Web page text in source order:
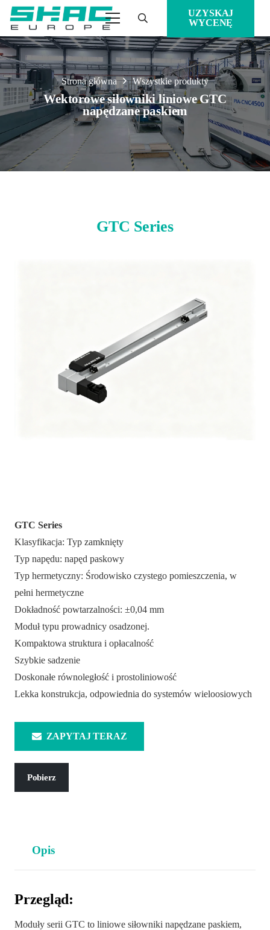
UZYSKAJ
WYCENĘ
Strona główna Wszystkie produkty
Wektorowe siłowniki liniowe GTC
napędzane paskiem
GTC Series
GTC Series
Klasyfikacja: Typ zamknięty
Typ napędu: napęd paskowy
Typ hermetyczny: Środowisko czystego pomieszczenia, w
pełni hermetyczne
Dokładność powtarzalności: ±0,04 mm
Moduł typu prowadnicy osadzonej.
Kompaktowa struktura i opłacalność
Szybkie sadzenie
Doskonałe równoległość i prostoliniowość
Lekka konstrukcja, odpowiednia do systemów wieloosiowych
ZAPYTAJ TERAZ
Pobierz
Opis
Przegląd:
Moduły serii GTC to liniowe siłowniki napędzane paskiem,